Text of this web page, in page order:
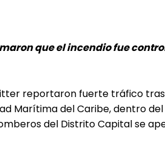
que el incendio fue
reportaron fuerte tráfico
Marítima del Caribe, dentro del
del Distrito Capital se